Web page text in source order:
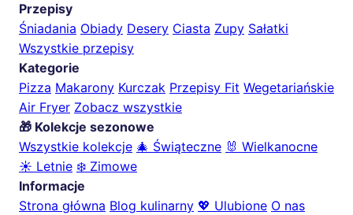
Przepisy
Śniadania Obiady Desery Ciasta Zupy Sałatki
Wszystkie przepisy
Kategorie
Pizza Makarony Kurczak Przepisy Fit Wegetariańskie
Air Fryer Zobacz wszystkie
🎁 Kolekcje sezonowe
Wszystkie kolekcje 🎄 Świąteczne 🐰 Wielkanocne
☀️ Letnie ❄️ Zimowe
Informacje
Strona główna Blog kulinarny 💖 Ulubione O nas